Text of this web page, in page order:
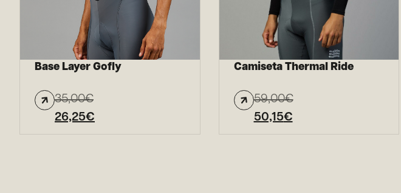
Base Layer Gofly
35,00€
26,25€
Camiseta Thermal Ride
59,00€
50,15€